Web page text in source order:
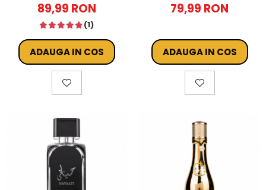
89,99 RON
(1)
ADAUGA IN COS
79,99 RON
ADAUGA IN COS